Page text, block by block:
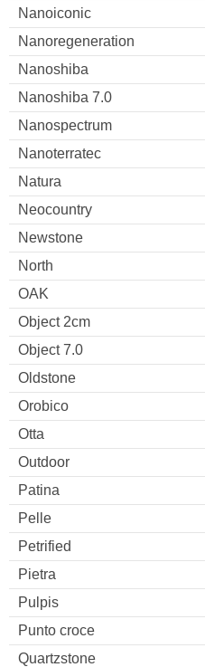
Nanoiconic
Nanoregeneration
Nanoshiba
Nanoshiba 7.0
Nanospectrum
Nanoterratec
Natura
Neocountry
Newstone
North
OAK
Object 2cm
Object 7.0
Oldstone
Orobico
Otta
Outdoor
Patina
Pelle
Petrified
Pietra
Pulpis
Punto croce
Quartzstone